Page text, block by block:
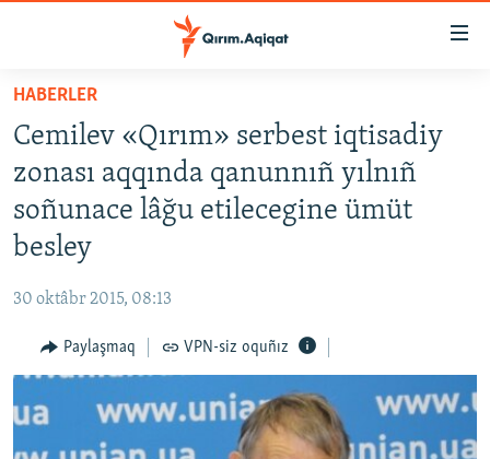
Esas
qaytmaq
Baş
navigatsiyağa
qaytmaq
Qıdıruvğa
HABERLER
İQTİSADİYAT
CEMİYET
İNSAN AQLARI
VİDEO
BLOGLAR
HABERLER
Cemilev «Qırım» serbest iqtisadiy
zonası aqqında qanunnıñ yılnıñ
soñunace lâğu etilecegine ümüt
besley
30 oktâbr 2015, 08:13
Paylaşmaq VPN-siz oquñız